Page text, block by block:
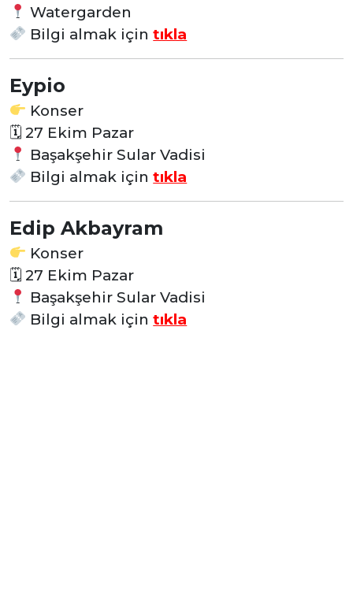
Watergarden
Bilgi almak için tıkla
Eypio
Konser
🗓 27 Ekim Pazar
Başakşehir Sular Vadisi
Bilgi almak için tıkla
Edip Akbayram
Konser
🗓 27 Ekim Pazar
Başakşehir Sular Vadisi
Bilgi almak için tıkla